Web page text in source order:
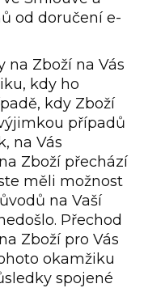
od doručení e-
na Zboží na Vás
kdy ho
kdy Zboží
případů
na Vás
Zboží přechází
měli možnost
na Vaší
Přechod
Zboží pro Vás
okamžiku
spojené